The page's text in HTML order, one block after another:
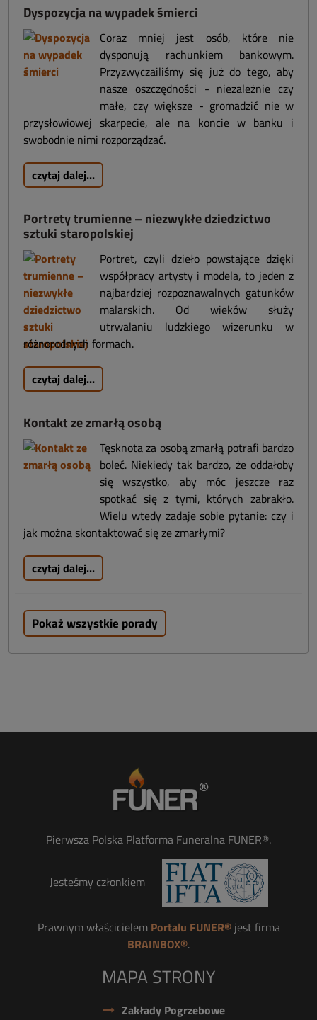
Dyspozycja na wypadek śmierci
Coraz mniej jest osób, które nie
dysponują rachunkiem bankowym.
Przyzwyczailiśmy się już do tego, aby
nasze oszczędności - niezależnie czy
małe, czy większe - gromadzić nie w
przysłowiowej skarpecie, ale na koncie w banku i
swobodnie nimi rozporządzać.
czytaj dalej...
Portrety trumienne – niezwykłe dziedzictwo
sztuki staropolskiej
Portret, czyli dzieło powstające dzięki
współpracy artysty i modela, to jeden z
najbardziej rozpoznawalnych gatunków
malarskich. Od wieków służy
utrwalaniu ludzkiego wizerunku w
różnorodnych formach.
czytaj dalej...
Kontakt ze zmarłą osobą
Tęsknota za osobą zmarłą potrafi bardzo
boleć. Niekiedy tak bardzo, że oddałoby
się wszystko, aby móc jeszcze raz
spotkać się z tymi, których zabrakło.
Wielu wtedy zadaje sobie pytanie: czy i
jak można skontaktować się ze zmarłymi?
czytaj dalej...
Pokaż wszystkie porady
Pierwsza Polska Platforma Funeralna FUNER®.
Jesteśmy członkiem
Prawnym właścicielem Portalu FUNER®jest firma
BRAINBOX®.
MAPA STRONY
Zakłady Pogrzebowe